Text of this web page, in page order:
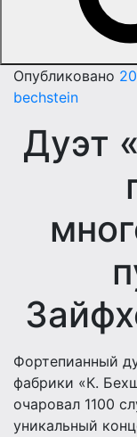
Опубликовано
bechstein
Дуэт
Фортепианный
фабрики «К.
очаровал 1100
уникальный